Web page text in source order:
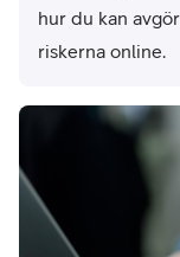
hur du kan
riskerna online.